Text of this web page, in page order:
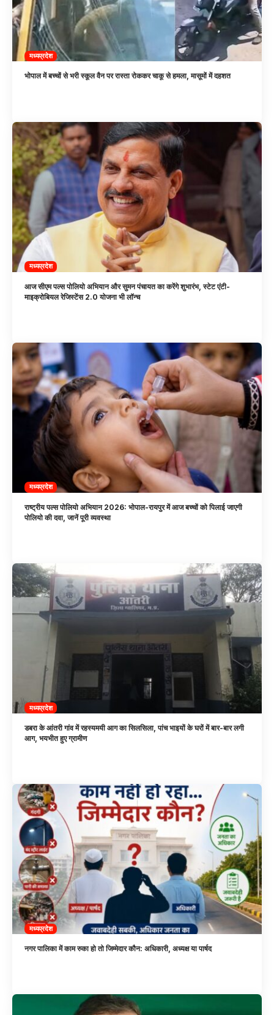
मध्यप्रदेश
भोपाल में बच्चों से भरी स्कूल वैन पर रास्ता रोककर चाकू से हमला, मासूमों में दहशत
मध्यप्रदेश
आज सीएम पल्स पोलियो अभियान और सुमन पंचायत का करेंगे शुभारंभ, स्टेट एंटी-
माइक्रोबियल रेजिस्टेंस 2.0 योजना भी लॉन्च
मध्यप्रदेश
राष्ट्रीय पल्स पोलियो अभियान 2026: भोपाल-रायपुर में आज बच्चों को पिलाई जाएगी
पोलियो की दवा, जानें पूरी व्यवस्था
मध्यप्रदेश
डबरा के आंतरी गांव में रहस्यमयी आग का सिलसिला, पांच भाइयों के घरों में बार-बार लगी
आग, भयभीत हुए ग्रामीण
मध्यप्रदेश
नगर पालिका में काम रुका हो तो जिम्मेदार कौन: अधिकारी, अध्यक्ष या पार्षद